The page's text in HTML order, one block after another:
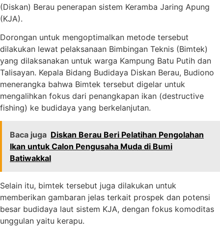
(Diskan) Berau penerapan sistem Keramba Jaring Apung
(KJA).
Dorongan untuk mengoptimalkan metode tersebut
dilakukan lewat pelaksanaan Bimbingan Teknis (Bimtek)
yang dilaksanakan untuk warga Kampung Batu Putih dan
Talisayan. Kepala Bidang Budidaya Diskan Berau, Budiono
menerangka bahwa Bimtek tersebut digelar untuk
mengalihkan fokus dari penangkapan ikan (destructive
fishing) ke budidaya yang berkelanjutan.
Baca juga Diskan Berau Beri Pelatihan Pengolahan
Ikan untuk Calon Pengusaha Muda di Bumi
Batiwakkal
Selain itu, bimtek tersebut juga dilakukan untuk
memberikan gambaran jelas terkait prospek dan potensi
besar budidaya laut sistem KJA, dengan fokus komoditas
unggulan yaitu kerapu.